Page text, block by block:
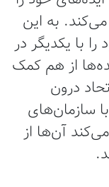
به این
با یکدیگر در
از هم کمک
درون
سازمان‌های
آن‌ها از